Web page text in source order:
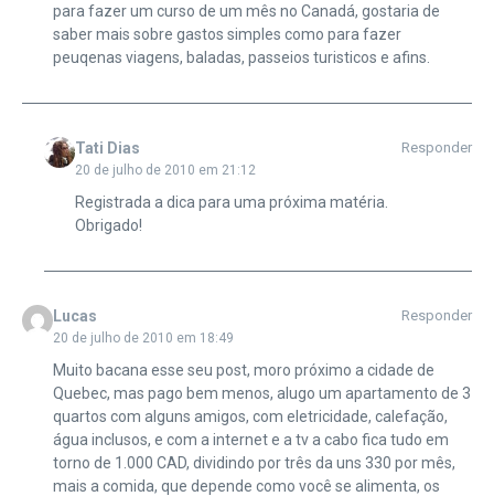
para fazer um curso de um mês no Canadá, gostaria de
saber mais sobre gastos simples como para fazer
peuqenas viagens, baladas, passeios turisticos e afins.
Tati Dias
20 de julho de 2010 em 21:12
Responder
Registrada a dica para uma próxima matéria.
Obrigado!
Lucas
20 de julho de 2010 em 18:49
Responder
Muito bacana esse seu post, moro próximo a cidade de
Quebec, mas pago bem menos, alugo um apartamento de 3
quartos com alguns amigos, com eletricidade, calefação,
água inclusos, e com a internet e a tv a cabo fica tudo em
torno de 1.000 CAD, dividindo por três da uns 330 por mês,
mais a comida, que depende como você se alimenta, os